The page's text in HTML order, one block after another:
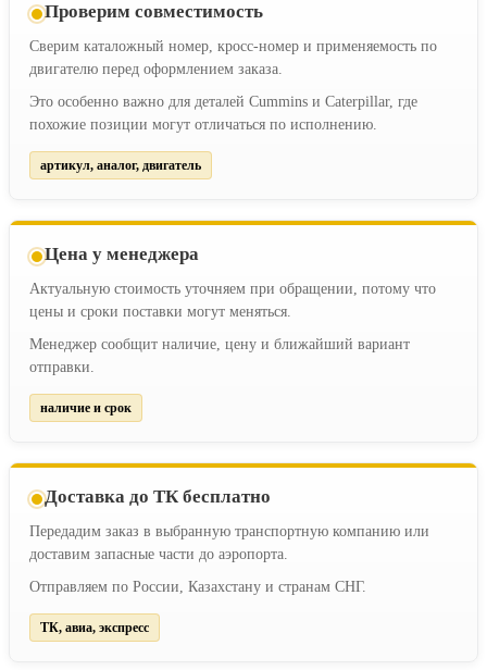
Проверим совместимость
Сверим каталожный номер, кросс-номер и применяемость по
двигателю перед оформлением заказа.
Это особенно важно для деталей Cummins и Caterpillar, где
похожие позиции могут отличаться по исполнению.
артикул, аналог, двигатель
Цена у менеджера
Актуальную стоимость уточняем при обращении, потому что
цены и сроки поставки могут меняться.
Менеджер сообщит наличие, цену и ближайший вариант
отправки.
наличие и срок
Доставка до ТК бесплатно
Передадим заказ в выбранную транспортную компанию или
доставим запасные части до аэропорта.
Отправляем по России, Казахстану и странам СНГ.
ТК, авиа, экспресс